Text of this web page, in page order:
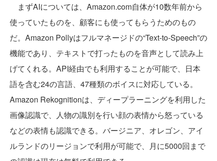
まずAIについては、Amazon.com自体が10数年前から
使っていたものを、顧客にも使ってもらうためのもの
だ。Amazon Pollyはフルマネージドの“Text-to-Speech”の
機能であり、テキストで打ったものを音声として読み上
げてくれる。API経由でも利用することが可能で、日本
語を含む24の言語、47種類のボイスに対応している。
Amazon Rekognitionは、ディープラーニングを利用した
画像認識で、人物の識別を行い顔の表情から怒っている
などの表情も認識できる。バージニア、オレゴン、アイ
ルランドのリージョンで利用が可能で、月に5000回まで